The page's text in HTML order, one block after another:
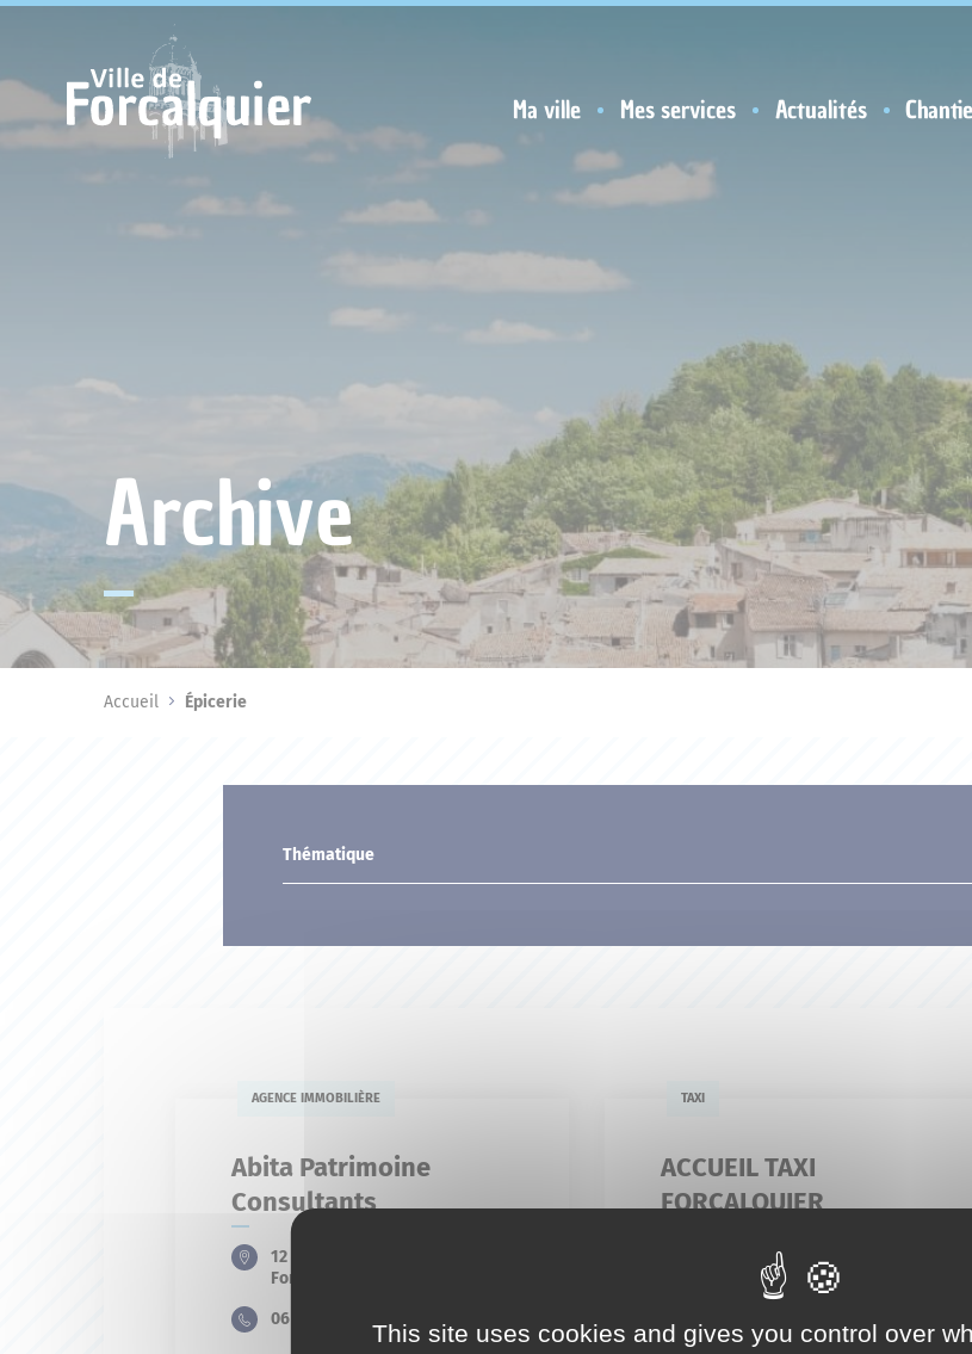
Ma ville Mes services Actualités
Archive
Accueil Épicerie
Thématique
AGENCE IMMOBILIÈRE
Abita Patrimoine
Consultants
12 Lotissement Lucrece 11
Fontauris
06 58 20 00 12
TAXI
ACCUEIL TAXI
FORCALQUIER
3 Impasse Lucrèce
06 20 67 58 62
accueiltaxiforcalquier04@gmail.c
Cookies management panel
This site uses cookies and gives you control over